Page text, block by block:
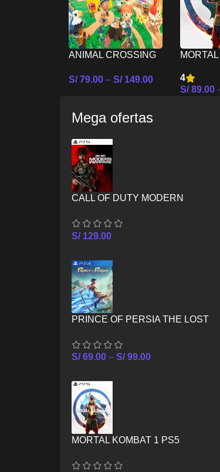
ANIMAL CROSSING
NINTENDO SWITCH
S/79.00 – S/149.00
SWITCH
4
S/89.00
Mega ofertas
CALL OF DUTY MODERN
S/129.00
PRINCE OF PERSIA THE LOST
S/69.00 – S/99.00
MORTAL KOMBAT 1 PS5